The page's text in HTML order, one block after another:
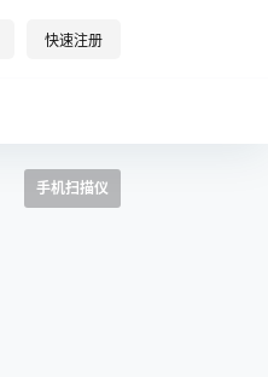
快速注册
手机扫描仪